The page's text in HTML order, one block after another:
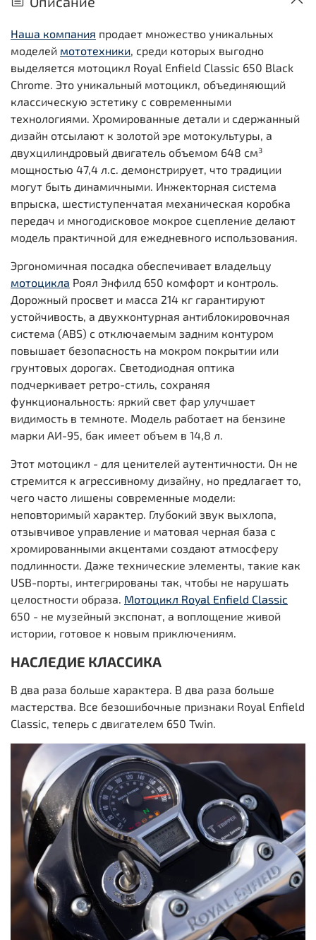
Наша компания продает множество уникальных
моделей мототехники, среди которых выгодно
выделяется мотоцикл Royal Enfield Classic 650 Black
Chrome. Это уникальный мотоцикл, объединяющий
классическую эстетику с современными
технологиями. Хромированные детали и сдержанный
дизайн отсылают к золотой эре мотокультуры, а
двухцилиндровый двигатель объемом 648 см³
мощностью 47,4 л.с. демонстрирует, что традиции
могут быть динамичными. Инжекторная система
впрыска, шестиступенчатая механическая коробка
передач и многодисковое мокрое сцепление делают
модель практичной для ежедневного использования.
Эргономичная посадка обеспечивает владельцу
мотоцикла Роял Энфилд 650 комфорт и контроль.
Дорожный просвет и масса 214 кг гарантируют
устойчивость, а двухконтурная антиблокировочная
система (ABS) с отключаемым задним контуром
повышает безопасность на мокром покрытии или
грунтовых дорогах. Светодиодная оптика
подчеркивает ретро-стиль, сохраняя
функциональность: яркий свет фар улучшает
видимость в темноте. Модель работает на бензине
марки АИ-95, бак имеет объем в 14,8 л.
Этот мотоцикл - для ценителей аутентичности. Он не
стремится к агрессивному дизайну, но предлагает то,
чего часто лишены современные модели:
неповторимый характер. Глубокий звук выхлопа,
отзывчивое управление и матовая черная база с
хромированными акцентами создают атмосферу
подлинности. Даже технические элементы, такие как
USB-порты, интегрированы так, чтобы не нарушать
целостности образа. Мотоцикл Royal Enfield Classic
650 - не музейный экспонат, а воплощение живой
истории, готовое к новым приключениям.
НАСЛЕДИЕ КЛАССИКА
В два раза больше характера. В два раза больше
мастерства. Все безошибочные признаки Royal Enfield
Classic, теперь с двигателем 650 Twin.